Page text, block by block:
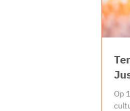
Op